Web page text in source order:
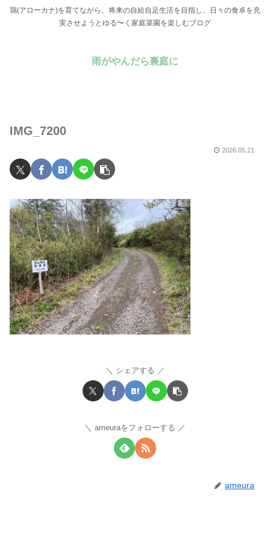
鶏(アローカナ)を育てながら、将来の自給自足生活を目指し、日々の食卓を充
実させようとゆる〜く家庭菜園を楽しむブログ
雨がやんだら裏庭に
IMG_7200
2026.05.21
シェアする
ameuraをフォローする
ameura